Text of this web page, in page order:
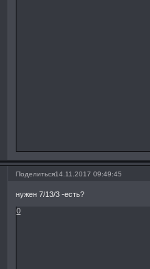
Поделиться14.11.2017 09:49:45
нужен 7/13/3 -есть?
0